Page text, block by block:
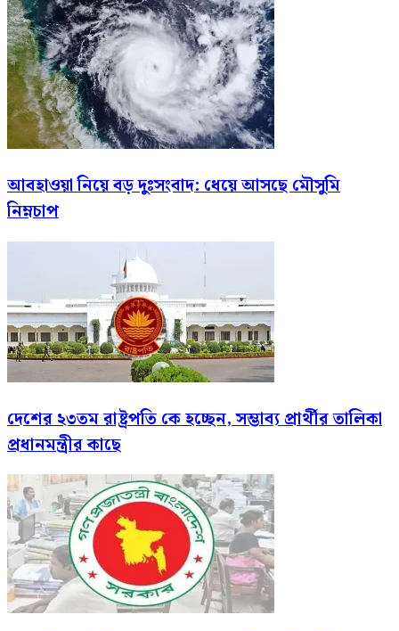
আবহাওয়া নিয়ে বড় দুঃসংবাদ: ধেয়ে আসছে মৌসুমি
নিম্নচাপ
দেশের ২৩তম রাষ্ট্রপতি কে হচ্ছেন, সম্ভাব্য প্রার্থীর তালিকা
প্রধানমন্ত্রীর কাছে